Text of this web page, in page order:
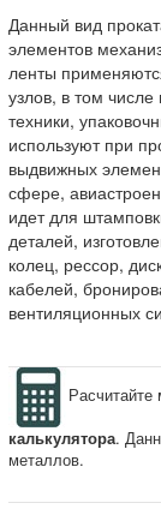
Данный вид
элементов
ленты
узлов, в том
техники,
используют при
выдвижных
сфере,
идет для
деталей,
колец, рессор,
кабелей,
вентиляционных
калькулятора.
металлов.